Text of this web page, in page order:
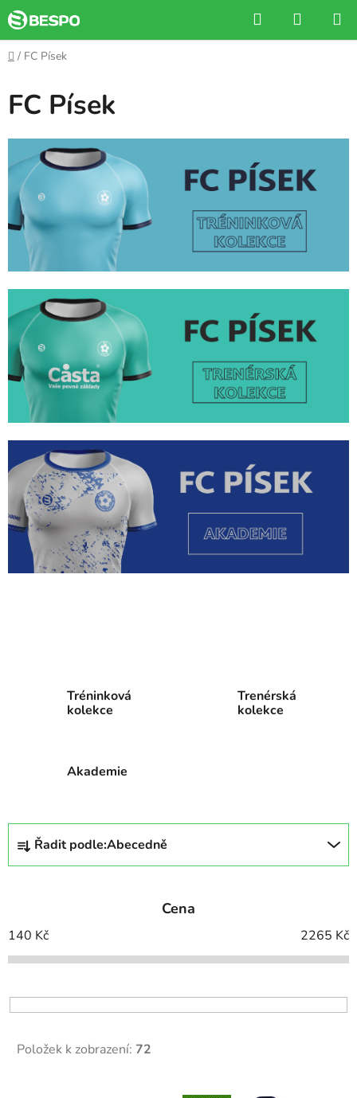
Přejít
na
obsah
Hledat
KOŠÍK
Domů
/ FC Písek
FC Písek
Tréninková
kolekce
Trenérská
kolekce
Akademie
z
í
p
o
d
u
Řadit podle:Abecedně
Cena
140 Kč 2265 Kč
Položek k zobrazení: 72